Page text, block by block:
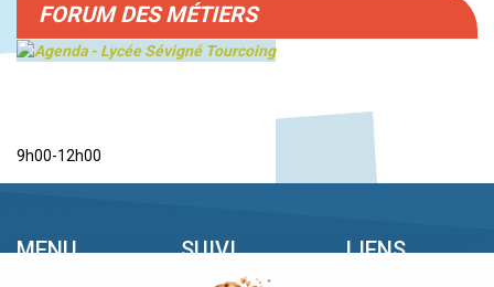
FORUM DES MÉTIERS
9h00-12h00
MENU
SUIVI
ÉLÈVES
LIENS